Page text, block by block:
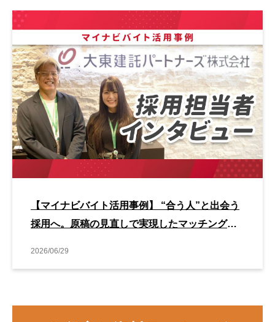
【マイナビバイト活用事例】 “合う人”と出会う
採用へ。原稿の見直しで実現したマッチング改
2026/06/29